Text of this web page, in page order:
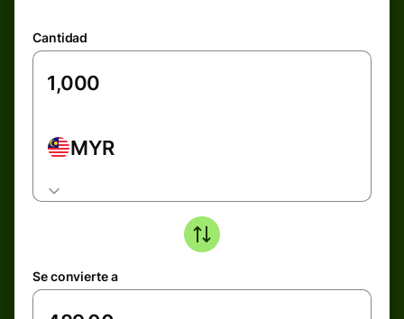
Cantidad
MYR
Se convierte a